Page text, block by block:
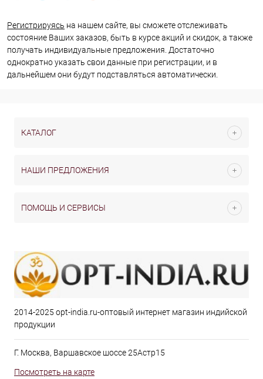
Регистрируясь на нашем сайте, вы сможете отслеживать
состояние Ваших заказов, быть в курсе акций и скидок, а также
получать индивидуальные предложения. Достаточно
однократно указать свои данные при регистрации, и в
дальнейшем они будут подставляться автоматически.
КАТАЛОГ
НАШИ ПРЕДЛОЖЕНИЯ
ПОМОЩЬ И СЕРВИСЫ
2014-2025 opt-india.ru-оптовый интернет магазин индийской
продукции
Г. Москва, Варшавское шоссе 25Астр15
Посмотреть на карте